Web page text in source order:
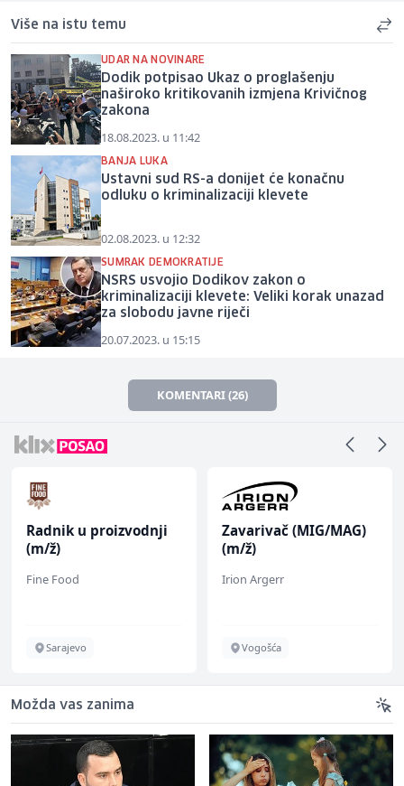
Više na istu temu
UDAR NA NOVINARE
Dodik potpisao Ukaz o proglašenju
naširoko kritikovanih izmjena Krivičnog
zakona
18.08.2023. u 11:42
BANJA LUKA
Ustavni sud RS-a donijet će konačnu
odluku o kriminalizaciji klevete
02.08.2023. u 12:32
SUMRAK DEMOKRATIJE
NSRS usvojio Dodikov zakon o
kriminalizaciji klevete: Veliki korak unazad
za slobodu javne riječi
20.07.2023. u 15:15
KOMENTARI (26)
Radnik u proizvodnji
(m/ž)
Fine Food
Sarajevo
Zavarivač (MIG/MAG)
(m/ž)
Irion Argerr
Vogošća
Možda vas zanima